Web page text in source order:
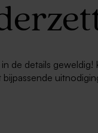
details